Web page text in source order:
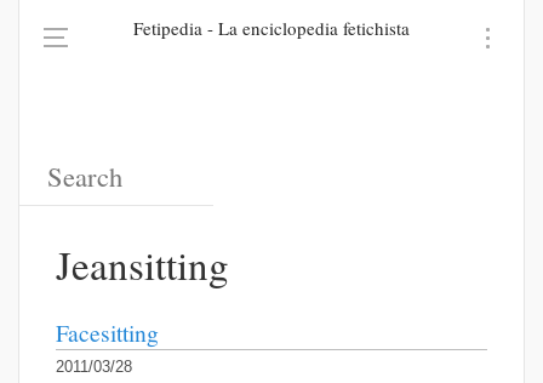
Fetipedia - La enciclopedia fetichista
Jeansitting
Facesitting
2011/03/28